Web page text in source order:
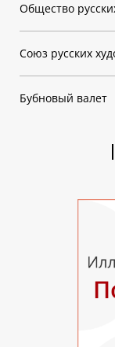
Общество
Союз русских
Бубновый валет